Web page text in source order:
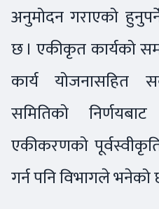
अनुमोदन गराएको
छ । एकीकृत कार्यको
कार्य योजनासहित
समितिको
एकीकरणको
गर्न पनि विभागले भनेको